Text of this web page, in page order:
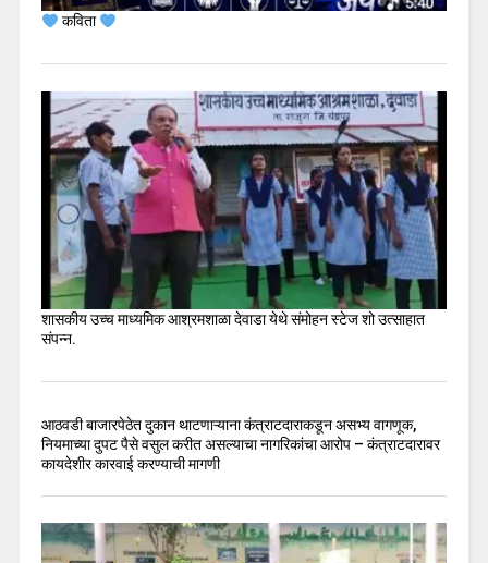
कविता
शासकीय उच्च माध्यमिक आश्रमशाळा देवाडा येथे संमोहन स्टेज शो उत्साहात
संपन्न.
आठवडी बाजारपेठेत दुकान थाटणाऱ्याना कंत्राटदाराकडून असभ्य वागणूक,
नियमाच्या दुपट पैसे वसुल करीत असल्याचा नागरिकांचा आरोप – कंत्राटदारावर
कायदेशीर कारवाई करण्याची मागणी